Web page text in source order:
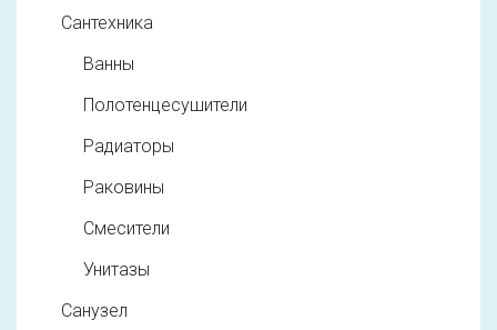
Сантехника
Ванны
Полотенцесушители
Радиаторы
Раковины
Смесители
Унитазы
Санузел